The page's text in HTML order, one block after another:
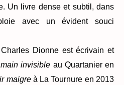
Un livre dense et subtil, dans
avec un évident souci
Dionne est écrivain et
invisible au Quartanier en
maigreà La Tournure en 2013